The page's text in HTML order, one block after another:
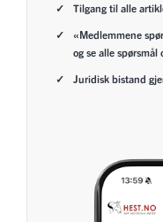
Tilgang til alle
«Medlemmene
og se alle spørsmål
Juridisk bistand